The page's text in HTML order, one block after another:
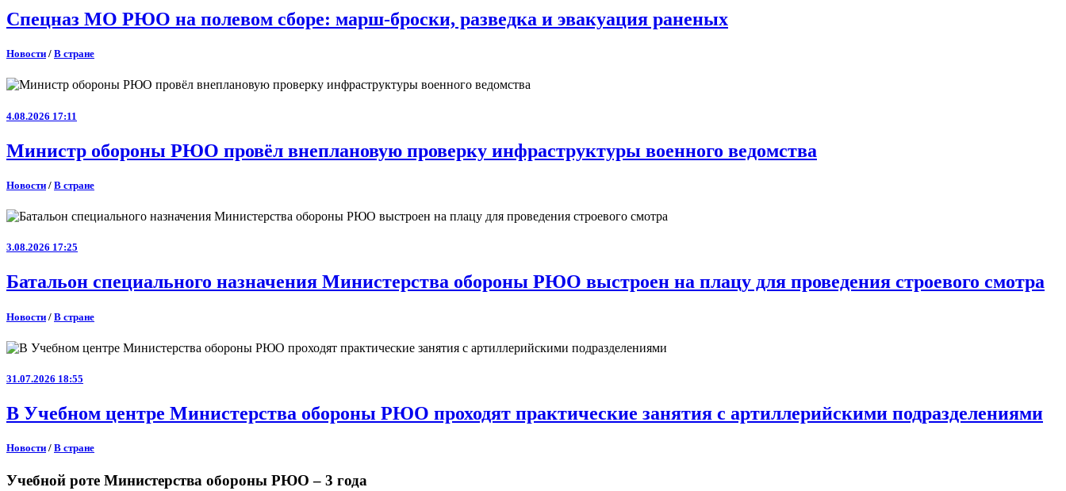
Спецназ МО РЮО на полевом сборе: марш‑броски, разведка и эвакуация раненых
Новости / В стране
4.08.2026 17:11
Министр обороны РЮО провёл внеплановую проверку инфраструктуры военного ведомства
Новости / В стране
3.08.2026 17:25
Батальон специального назначения Министерства обороны РЮО выстроен на плацу для проведения строевого смотра
Новости / В стране
31.07.2026 18:55
В Учебном центре Министерства обороны РЮО проходят практические занятия с артиллерийскими подразделениями
Новости / В стране
Учебной роте Министерства обороны РЮО – 3 года